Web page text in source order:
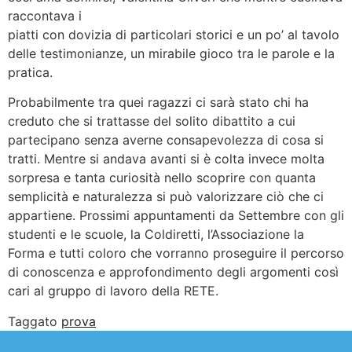
raccontava i
piatti con dovizia di particolari storici e un po’ al tavolo
delle testimonianze, un mirabile gioco tra le parole e la
pratica.
Probabilmente tra quei ragazzi ci sarà stato chi ha
creduto che si trattasse del solito dibattito a cui
partecipano senza averne consapevolezza di cosa si
tratti. Mentre si andava avanti si è colta invece molta
sorpresa e tanta curiosità nello scoprire con quanta
semplicità e naturalezza si può valorizzare ciò che ci
appartiene. Prossimi appuntamenti da Settembre con gli
studenti e le scuole, la Coldiretti, l’Associazione la
Forma e tutti coloro che vorranno proseguire il percorso
di conoscenza e approfondimento degli argomenti così
cari al gruppo di lavoro della RETE.
Taggato prova